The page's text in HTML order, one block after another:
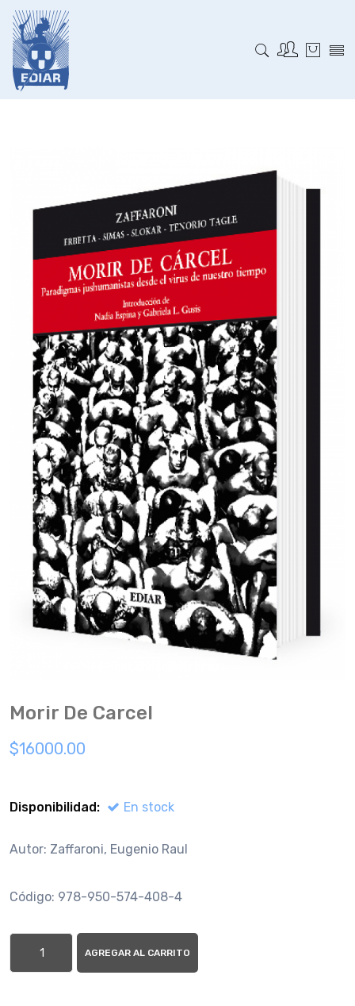
Morir De Carcel
$16000.00
Disponibilidad: En stock
Autor: Zaffaroni, Eugenio Raul
Código: 978-950-574-408-4
AGREGAR AL CARRITO